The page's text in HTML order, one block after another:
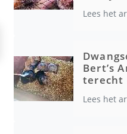
Lees het
Bert’s
terecht
Lees het